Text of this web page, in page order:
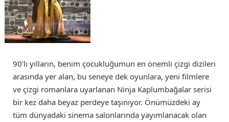
90’lı yılların, benim çocukluğumun en önemli çizgi dizileri
arasında yer alan, bu seneye dek oyunlara, yeni filmlere
ve çizgi romanlara uyarlanan Ninja Kaplumbağalar serisi
bir kez daha beyaz perdeye taşınıyor. Önümüzdeki ay
tüm dünyadaki sinema salonlarında yayımlanacak olan